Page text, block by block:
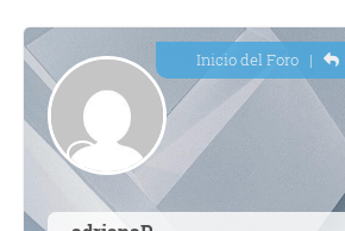
Inicio del Foro|